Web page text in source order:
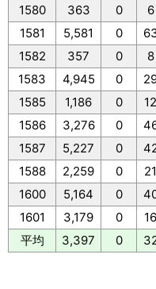
1580
363 0 6
1581
5,581 0
1582
357 0 8
1583
4,945 0
1585
1,186 0 12
1586
3,276 0
1587
5,227 0
1588
2,259 0 21
1600
5,164 0
1601
3,179 0 16
平均
3,397 0